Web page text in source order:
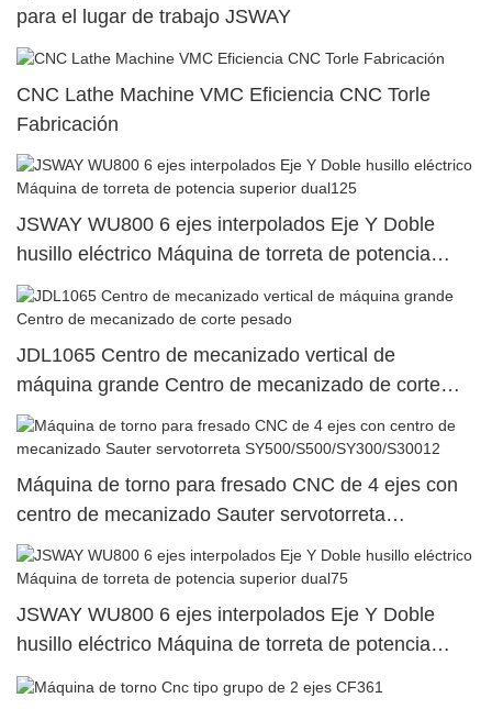
para el lugar de trabajo JSWAY
CNC Lathe Machine VMC Eficiencia CNC Torle
Fabricación
JSWAY WU800 6 ejes interpolados Eje Y Doble
husillo eléctrico Máquina de torreta de potencia
superior dual125
JDL1065 Centro de mecanizado vertical de
máquina grande Centro de mecanizado de corte
pesado
Máquina de torno para fresado CNC de 4 ejes con
centro de mecanizado Sauter servotorreta
SY500/S500/SY300/S30012
JSWAY WU800 6 ejes interpolados Eje Y Doble
husillo eléctrico Máquina de torreta de potencia
superior dual75